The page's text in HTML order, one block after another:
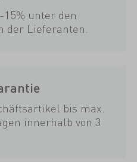
unter den
der Lieferanten.
bis max.
innerhalb von 3